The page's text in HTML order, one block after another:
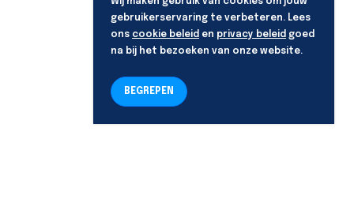
gebruikerservaring te verbeteren. Lees
ons cookie beleid en privacy beleid goed
na bij het bezoeken van onze website.
BEGREPEN